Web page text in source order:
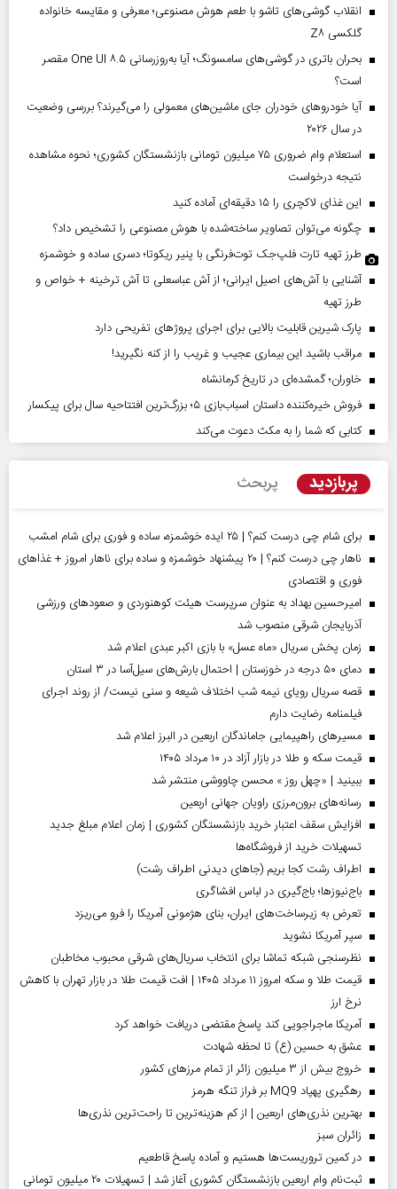
انقلاب گوشی‌های تاشو‌ با طعم هوش مصنوعی؛ معرفی و مقایسه خانواده
گلکسی Z۸
بحران باتری در گوشی‌های سامسونگ؛ آیا به‌روزرسانی One UI ۸.۵ مقصر
است؟
آیا خودروهای خودران جای ماشین‌های معمولی را می‌گیرند؟ بررسی وضعیت
در سال ۲۰۲۶
استعلام وام ضروری ۷۵ میلیون تومانی بازنشستگان کشوری؛ نحوه مشاهده
نتیجه درخواست
این غذای لاکچری را ۱۵ دقیقه‌ای آماده کنید
چگونه می‌توان تصاویر ساخته‌شده با هوش مصنوعی را تشخیص داد؟
طرز تهیه تارت فلپ‌جک توت‌فرنگی با پنیر ریکوتا؛ دسری ساده و خوشمزه
آشنایی با آش‌های اصیل ایرانی؛ از آش عباسعلی تا آش ترخینه + خواص و
طرز تهیه
پارک شیرین قابلیت‌ بالایی برای اجرای پروژهای تفریحی دارد
مراقب باشید این بیماری عجیب و غریب را از کنه نگیرید!
خاوران؛ گمشده‌ای در تاریخ کرمانشاه
فروش خیره‌کننده داستان اسباب‌بازی ۵؛ بزرگ‌ترین افتتاحیه سال برای پیکسار
کتابی که شما را به مکث دعوت می‌کند
پربازدید پربحث
برای شام چی درست کنم؟ | ۲۵ ایده خوشمزه، ساده و فوری برای شام امشب
ناهار چی درست کنم؟ | ۲۰ پیشنهاد خوشمزه و ساده برای ناهار امروز + غذاهای
فوری و اقتصادی
امیرحسین بهداد به عنوان سرپرست هیئت کوهنوردی و صعودهای ورزشی
آذربایجان شرقی منصوب شد
زمان پخش سریال «ماه عسل» با بازی اکبر عبدی اعلام شد
دمای ۵۰ درجه در خوزستان | احتمال بارش‌های سیل‌آسا در ۳ استان
قصه سریال رویای نیمه شب اختلاف شیعه و سنی نیست/ از روند اجرای
فیلمنامه رضایت دارم
مسیر‌های راهپیمایی جاماندگان اربعین در البرز اعلام شد
قیمت سکه و طلا در بازار آزاد در ۱۰ مرداد ۱۴۰۵
ببینید | «چهل روز » محسن چاووشی منتشر شد
رسانه‌های برون‌مرزی راویان جهانی اربعین
افزایش سقف اعتبار خرید بازنشستگان کشوری | زمان اعلام مبلغ جدید
تسهیلات خرید از فروشگاه‌ها
اطراف رشت کجا بریم (جاهای دیدنی اطراف رشت)
باج‌نیوزها؛ باج‌گیری در لباس افشاگری
تعرض به زیرساخت‌های ایران، بنای هژمونی آمریکا را فرو می‌ریزد
سپر آمریکا نشوید
نظرسنجی شبکه تماشا برای انتخاب سریال‌های شرقی محبوب مخاطبان
قیمت طلا و سکه امروز ۱۱ مرداد ۱۴۰۵ | افت قیمت طلا در بازار تهران با کاهش
نرخ ارز
آمریکا ماجراجویی کند پاسخ مقتضی دریافت خواهد کرد
عشق به حسین (ع) تا لحظه شهادت
خروج بیش از ۳ میلیون زائر از تمام مرز‌های کشور
رهگیری پهپاد MQ9 بر فراز تنگه هرمز
بهترین نذری‌های اربعین | از کم هزینه‌ترین تا راحت‌ترین نذری‌ها
‌زائران سبز
در کمین تروریست‌ها هستیم و آماده پاسخ قاطعیم
ثبت‌نام وام اربعین بازنشستگان کشوری آغاز شد | تسهیلات ۲۰ میلیون تومانی